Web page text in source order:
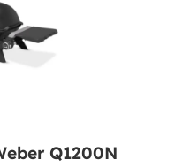
Q1200N